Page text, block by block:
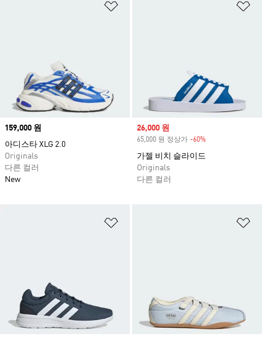
Price
159,000 원
아디스타 XLG 2.0
Originals
다른 컬러
New
Sale price
26,000 원
65,000 원 정상가 -60%
가젤 비치 슬라이드
Originals
다른 컬러